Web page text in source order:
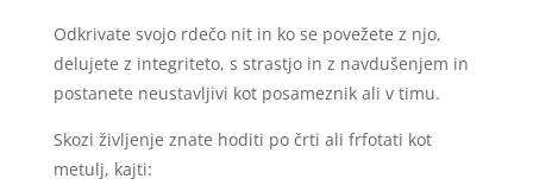
Odkrivate svojo rdečo nit in ko se povežete z njo,
delujete z integriteto, s strastjo in z navdušenjem in
postanete neustavljivi kot posameznik ali v timu.
Skozi življenje znate hoditi po črti ali frfotati kot
metulj, kajti: